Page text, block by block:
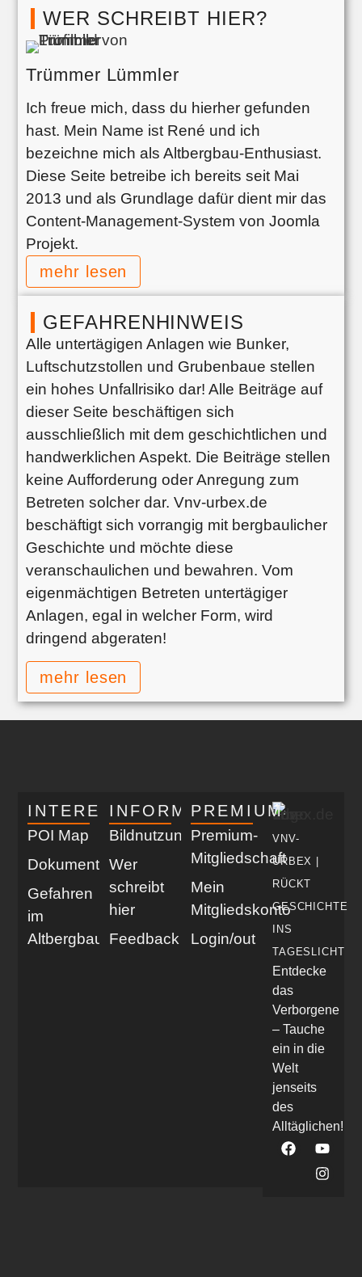
WER SCHREIBT HIER?
Trümmer Lümmler
Ich freue mich, dass du hierher gefunden
hast. Mein Name ist René und ich
bezeichne mich als Altbergbau-Enthusiast.
Diese Seite betreibe ich bereits seit Mai
2013 und als Grundlage dafür dient mir das
Content-Management-System von Joomla
Projekt.
mehr lesen
GEFAHRENHINWEIS
Alle untertägigen Anlagen wie Bunker,
Luftschutzstollen und Grubenbaue stellen
ein hohes Unfallrisiko dar! Alle Beiträge auf
dieser Seite beschäftigen sich
ausschließlich mit dem geschichtlichen und
handwerklichen Aspekt. Die Beiträge stellen
keine Aufforderung oder Anregung zum
Betreten solcher dar. Vnv-urbex.de
beschäftigt sich vorrangig mit bergbaulicher
Geschichte und möchte diese
veranschaulichen und bewahren. Vom
eigenmächtigen Betreten untertägiger
Anlagen, egal in welcher Form, wird
dringend abgeraten!
mehr lesen
VNV-
URBEX |
RÜCKT
GESCHICHTE
INS
TAGESLICHT
Entdecke
das
Verborgene
– Tauche
ein in die
Welt
jenseits
des
Alltäglichen!
INTERESSANT
POI Map
Dokumentationen
Gefahren
im
Altbergbau
INFORMATIV
Bildnutzung
Wer
schreibt
hier
Feedback
PREMIUM
Premium-
Mitgliedschaft
Mein
Mitgliedskonto
Login/out